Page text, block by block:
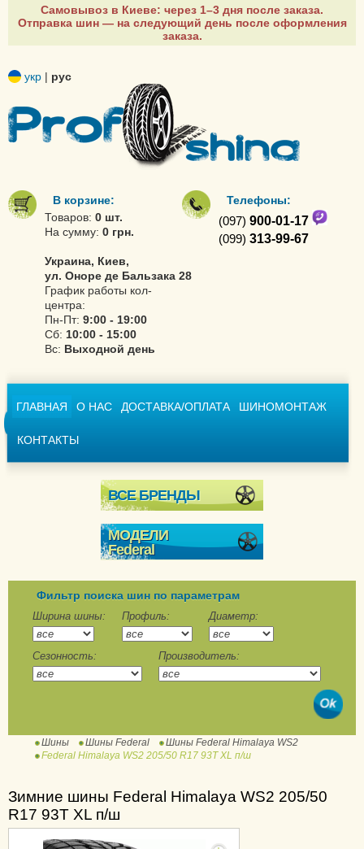
Самовывоз в Киеве: через 1–3 дня после заказа.
Отправка шин — на следующий день после оформления
заказа.
укр | рус
В корзине:
Товаров: 0 шт.
На сумму: 0 грн.
Украина, Киев,
ул. Оноре де Бальзака 28
График работы кол-
центра:
Пн-Пт: 9:00 - 19:00
Сб: 10:00 - 15:00
Вс: Выходной день
Телефоны:
(097) 900-01-17
(099) 313-99-67
ГЛАВНАЯ О НАС ДОСТАВКА/ОПЛАТА ШИНОМОНТАЖ
КОНТАКТЫ
ВСЕ БРЕНДЫ
МОДЕЛИ
Federal
Himalaya Inverno
Himalaya SUV
Himalaya WS2
Himalaya WS2-SL
Himalaya WS3 Nordic
Formoza FD1
SS 595
Фильтр поиска шин по параметрам
Ширина шины: Профиль: Диаметр:
Сезонность: Производитель:
Шины Шины Federal
Шины Federal Himalaya WS2
Federal Himalaya WS2 205/50 R17 93T XL п/ш
Зимние шины Federal Himalaya WS2 205/50
R17 93T XL п/ш